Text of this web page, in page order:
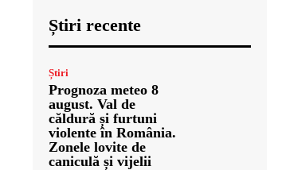
Știri recente
Știri
Prognoza meteo 8
august. Val de
căldură și furtuni
violente în România.
Zonele lovite de
caniculă și vijelii